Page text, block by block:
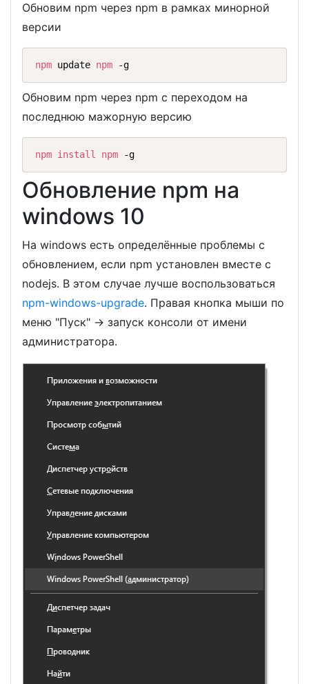
Обновим npm через npm в рамках минорной
версии
npm update npm -g
Обновим npm через npm с переходом на
последнюю мажорную версию
npm install npm -g
Обновление npm на
windows 10
На windows есть определённые проблемы с
обновлением, если npm установлен вместе с
nodejs. В этом случае лучше воспользоваться
npm-windows-upgrade. Правая кнопка мыши по
меню "Пуск" -> запуск консоли от имени
администратора.